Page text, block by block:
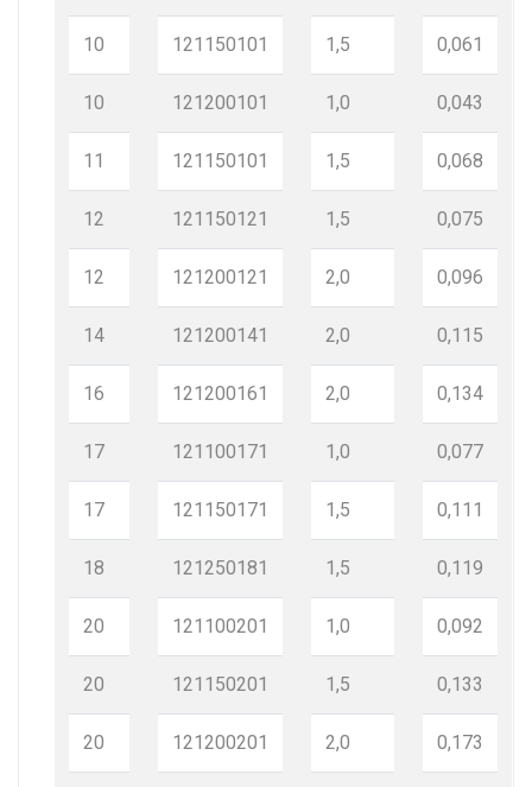
10
10
11
12
12
14
16
17
17
18
20
20
20
121150101
121200101
121150101
121150121
121200121
121200141
121200161
121100171
121150171
121250181
121100201
121150201
121200201
1,5
1,0
1,5
1,5
2,0
2,0
2,0
1,0
1,5
1,5
1,0
1,5
2,0
0,061
0,043
0,068
0,075
0,096
0,115
0,134
0,077
0,111
0,119
0,092
0,133
0,173